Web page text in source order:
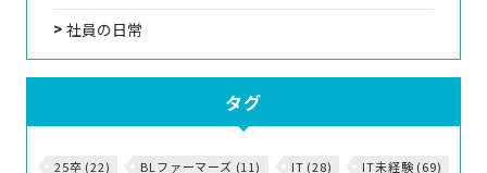
社員の日常
タグ
25卒 (22) BLファーマーズ (11) IT (28) IT未経験 (69)